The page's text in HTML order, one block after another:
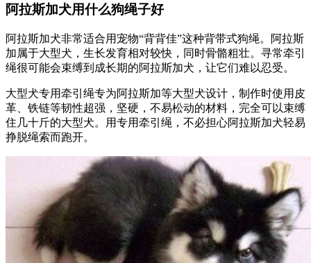
阿拉斯加犬用什么狗绳子好
阿拉斯加犬非常适合用宠物“背背佳”这种背带式狗绳。阿拉斯
加属于大型犬，生长发育相对较快，同时骨骼粗壮。寻常牵引
绳很可能会束缚到成长期的阿拉斯加犬，让它们难以忍受。
大型犬专用牵引绳专为阿拉斯加等大型犬设计，制作时使用皮
革、铁链等韧性超强，坚硬，不易松动的材料，完全可以束缚
住几十斤的大型犬。用专用牵引绳，不必担心阿拉斯加犬轻易
挣脱绳索而跑开。